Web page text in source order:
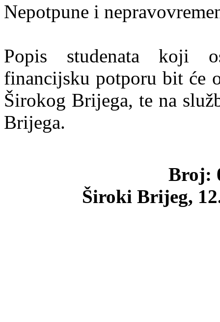
Nepotpune i
Popis studenata koji
financijsku potporu bit će
Širokog Brijega, te na
Brijega.
Broj:
Široki Brijeg,